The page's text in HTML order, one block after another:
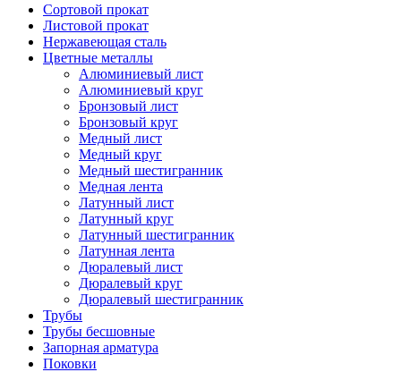
Сортовой прокат
Листовой прокат
Нержавеющая сталь
Цветные металлы
Алюминиевый лист
Алюминиевый круг
Бронзовый лист
Бронзовый круг
Медный лист
Медный круг
Медный шестигранник
Медная лента
Латунный лист
Латунный круг
Латунный шестигранник
Латунная лента
Дюралевый лист
Дюралевый круг
Дюралевый шестигранник
Трубы
Трубы бесшовные
Запорная арматура
Поковки